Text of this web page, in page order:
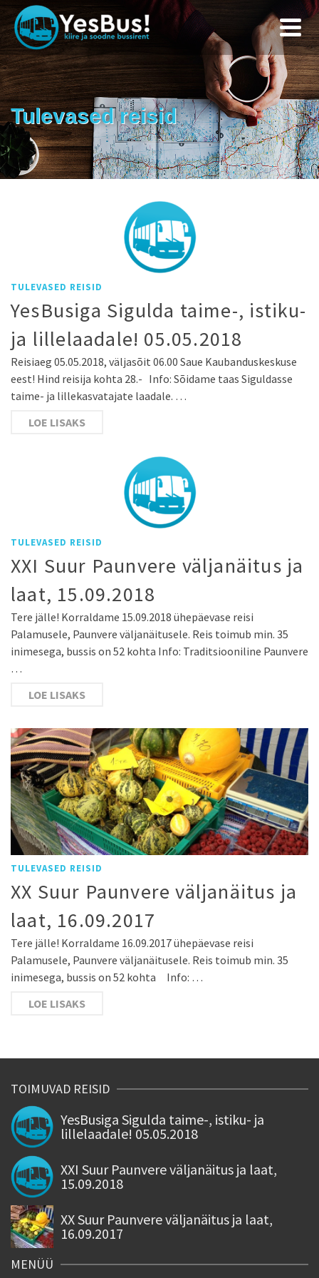
Tulevased reisid
TULEVASED REISID
YesBusiga Sigulda taime-, istiku-
ja lillelaadale! 05.05.2018
Reisiaeg 05.05.2018, väljasõit 06.00 Saue Kaubanduskeskuse
eest! Hind reisija kohta 28.- Info: Sõidame taas Siguldasse
taime- ja lillekasvatajate laadale. …
LOE LISAKS
TULEVASED REISID
XXI Suur Paunvere väljanäitus ja
laat, 15.09.2018
Tere jälle! Korraldame 15.09.2018 ühepäevase reisi
Palamusele, Paunvere väljanäitusele. Reis toimub min. 35
inimesega, bussis on 52 kohta Info: Traditsiooniline Paunvere
…
LOE LISAKS
TULEVASED REISID
XX Suur Paunvere väljanäitus ja
laat, 16.09.2017
Tere jälle! Korraldame 16.09.2017 ühepäevase reisi
Palamusele, Paunvere väljanäitusele. Reis toimub min. 35
inimesega, bussis on 52 kohta Info: …
LOE LISAKS
TOIMUVAD REISID
YesBusiga Sigulda taime-, istiku- ja
lillelaadale! 05.05.2018
XXI Suur Paunvere väljanäitus ja laat,
15.09.2018
XX Suur Paunvere väljanäitus ja laat,
16.09.2017
MENÜÜ